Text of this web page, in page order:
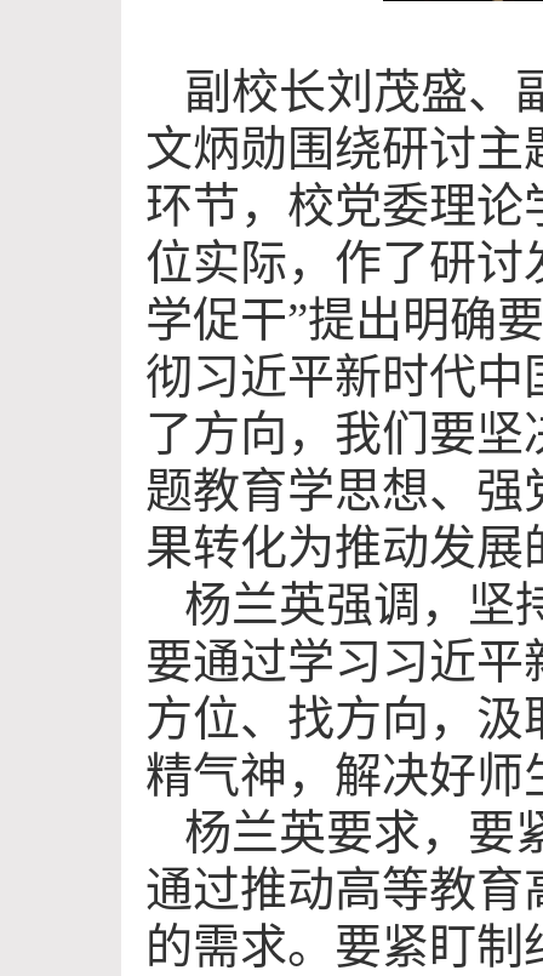
副校长刘茂盛、
文炳勋围绕研讨
环节，校党委理
位实际，作了研
学促干”提出明确
彻习近平新时代
了方向，我们要
题教育学思想、
果转化为推动发展
杨兰英强调，坚
要通过学习习近
方位、找方向，
精气神，解决好
杨兰英要求，要
通过推动高等教
的需求。要紧盯制